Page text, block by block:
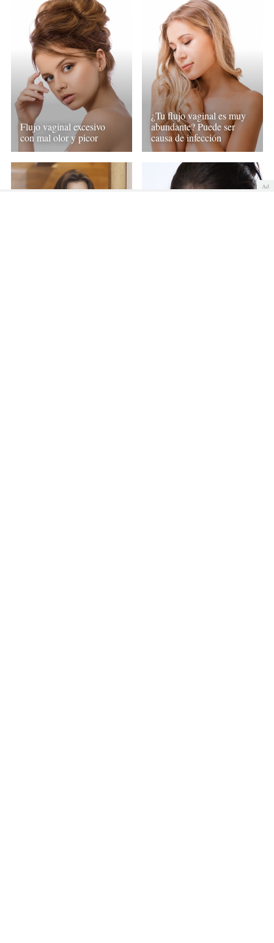
Flujo vaginal excesivo
con mal olor y picor
¿Tu flujo vaginal es muy
abundante? Puede ser
causa de infección
Ad